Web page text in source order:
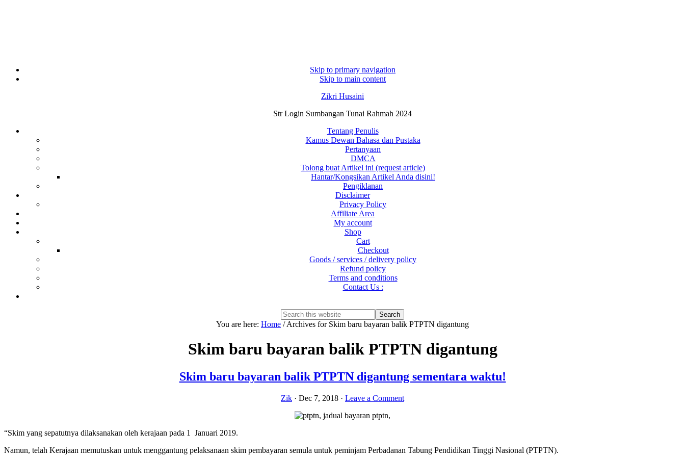
Skip to primary navigation
Skip to main content
Zikri Husaini
Str Login Sumbangan Tunai Rahmah 2024
Tentang Penulis
Kamus Dewan Bahasa dan Pustaka
Pertanyaan
DMCA
Tolong buat Artikel ini (request article)
Hantar/Kongsikan Artikel Anda disini!
Pengiklanan
Disclaimer
Privacy Policy
Affiliate Area
My account
Shop
Cart
Checkout
Goods / services / delivery policy
Refund policy
Terms and conditions
Contact Us :
Search
this
Hide
You are here: Home /Archives for Skim baru bayaran balik PTPTN digantung
Skim baru bayaran balik PTPTN digantung
Skim baru bayaran balik PTPTN digantung sementara waktu!
Zik · Dec 7, 2018 · Leave a Comment
“Skim yang sepatutnya dilaksanakan oleh kerajaan pada 1 Januari 2019.
Namun, telah Kerajaan memutuskan untuk menggantung pelaksanaan skim pembayaran semula untuk peminjam Perbadanan Tabung Pendidikan Tinggi Nasional (PTPTN).